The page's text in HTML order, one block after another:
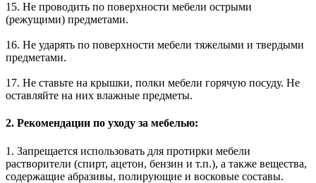
15. Не проводить по поверхности мебели острыми
(режущими) предметами.
16. Не ударять по поверхности мебели тяжелыми и твердыми
предметами.
17. Не ставьте на крышки, полки мебели горячую посуду. Не
оставляйте на них влажные предметы.
2. Рекомендации по уходу за мебелью:
1. Запрещается использовать для протирки мебели
растворители (спирт, ацетон, бензин и т.п.), а также вещества,
содержащие абразивы, полирующие и восковые составы.